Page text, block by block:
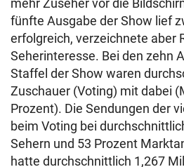
mehr Zuseher vor die
fünfte Ausgabe der Show lief
erfolgreich, verzeichnete aber
Seherinteresse. Bei den zehn
Staffel der Show waren
Zuschauer (Voting) mit dabei
Prozent). Die Sendungen der
beim Voting bei
Sehern und 53 Prozent
hatte durchschnittlich 1,267